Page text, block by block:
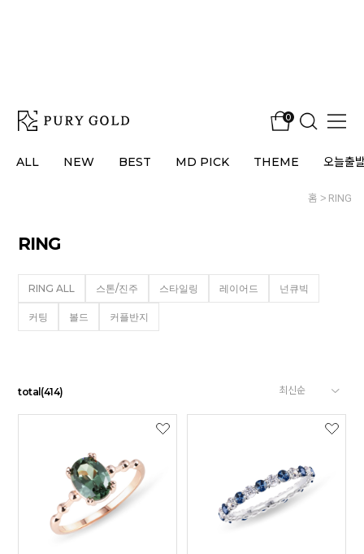
0
ALL NEW BEST MD PICK THEME 오늘출
홈 RING
RING
RING ALL 스톤/진주 스타일링 레이어드 넌큐빅
커팅 볼드 커플반지
total (414)